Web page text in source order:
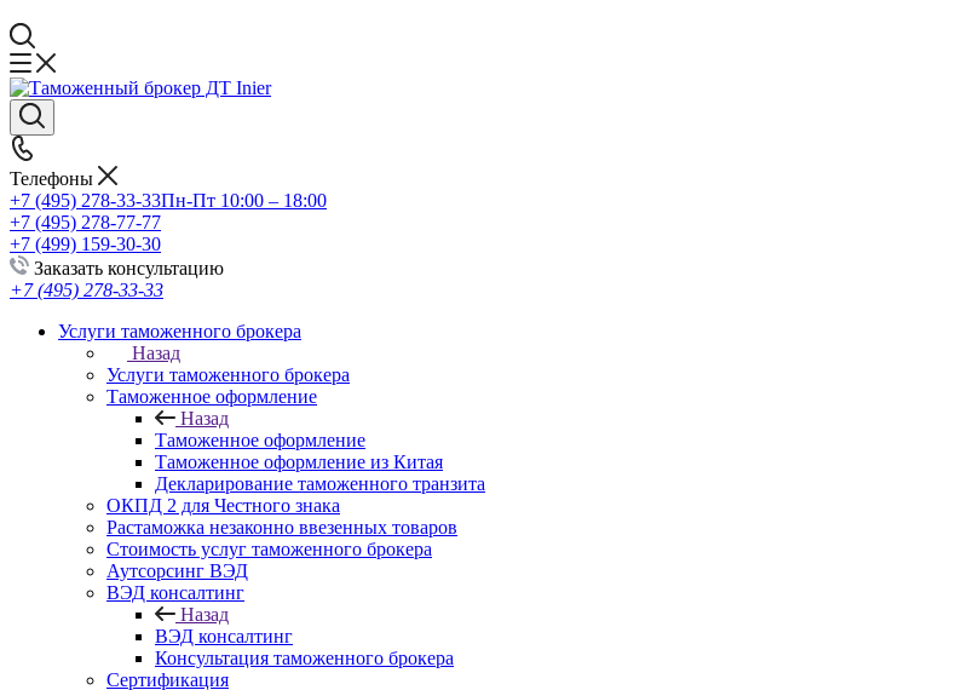
Телефоны
+7 (495) 278-33-33Пн-Пт 10:00 – 18:00
+7 (495) 278-77-77
+7 (499) 159-30-30
Заказать консультацию
+7 (495) 278-33-33
Услуги таможенного брокера
Назад
Услуги таможенного брокера
Таможенное оформление
Назад
Таможенное оформление
Таможенное оформление из Китая
Декларирование таможенного транзита
ОКПД 2 для Честного знака
Растаможка незаконно ввезенных товаров
Стоимость услуг таможенного брокера
Аутсорсинг ВЭД
ВЭД консалтинг
Назад
ВЭД консалтинг
Консультация таможенного брокера
Сертификация